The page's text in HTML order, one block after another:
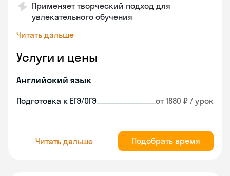
Применяет творческий подход для
увлекательного обучения
Читать дальше
Услуги и цены
Английский язык
Подготовка к ЕГЭ/ОГЭ от 1880 ₽ / урок
Читать дальше Подобрать время